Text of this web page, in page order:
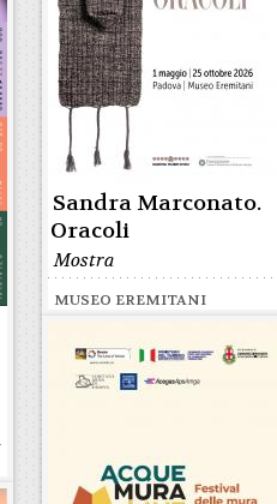
Sandra Marconato.
Oracoli
Mostra
MUSEO EREMITANI